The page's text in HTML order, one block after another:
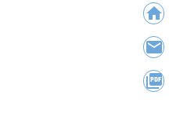
home
email
picture_as_pdf